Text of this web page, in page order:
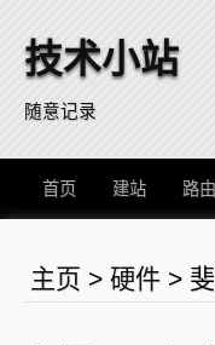
技术小站
随意记录
首页 建站 路
主页 > 硬件 >